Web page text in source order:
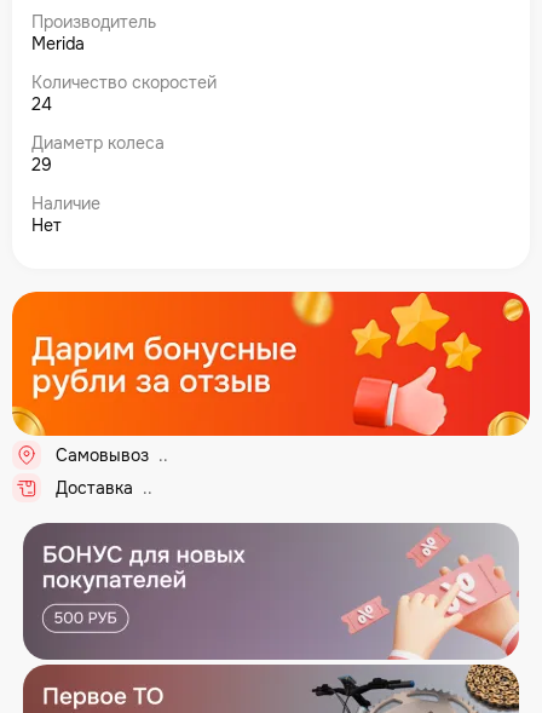
Производитель
Merida
Количество скоростей
24
Диаметр колеса
29
Наличие
Нет
Самовывоз ...
Доставка ...